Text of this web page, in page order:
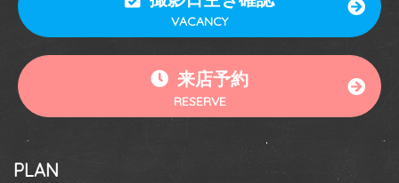
VACANCY
来店予約
RESERVE
PLAN